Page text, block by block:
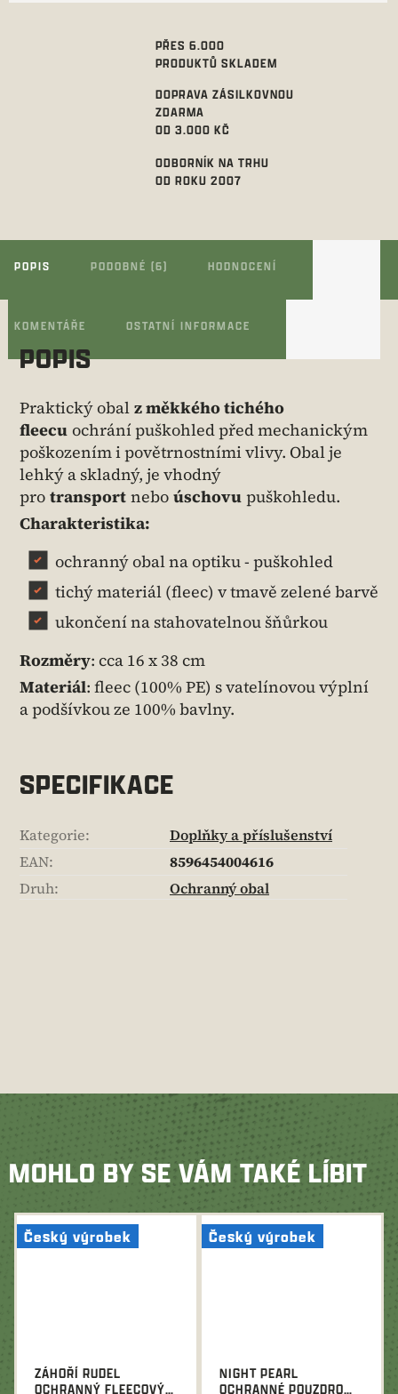
PŘES 6.000
PRODUKTŮ SKLADEM
DOPRAVA ZÁSILKOVNOU
ZDARMA
OD 3.000 KČ
ODBORNÍK NA TRHU
OD ROKU 2007
POPIS PODOBNÉ (6) HODNOCENÍ
KOMENTÁŘE OSTATNÍ INFORMACE
POPIS
Praktický obal z měkkého tichého
fleecu ochrání puškohled před mechanickým
poškozením i povětrnostními vlivy. Obal je
lehký a skladný, je vhodný
pro transport nebo úschovu puškohledu.
Charakteristika:
ochranný obal na optiku - puškohled
tichý materiál (fleec) v tmavě zelené barvě
ukončení na stahovatelnou šňůrkou
Rozměry: cca 16 x 38 cm
Materiál: fleec (100% PE) s vatelínovou výplní
a podšívkou ze 100% bavlny.
SPECIFIKACE
Kategorie:
Doplňky a příslušenství
EAN:
8596454004616
Druh: Ochranný obal
MOHLO BY SE VÁM TAKÉ LÍBIT
Český výrobek
ZÁHOŘÍ RUDEL
OCHRANNÝ FLEECOVÝ
Český výrobek
NIGHT PEARL
OCHRANNÉ POUZDRO